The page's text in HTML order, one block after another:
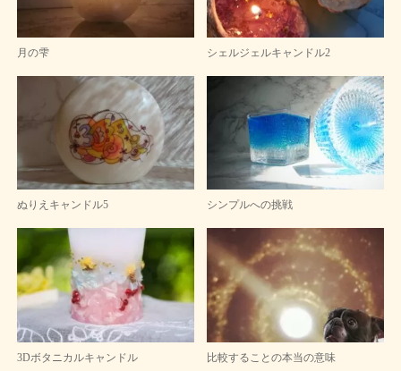
月の雫 シェルジェルキャンドル2
ぬりえキャンドル5 シンプルへの挑戦
3Dボタニカルキャンドル 比較することの本当の意味